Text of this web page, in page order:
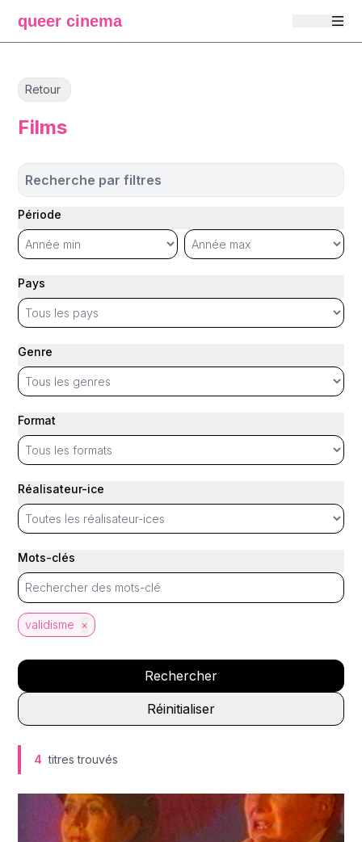
queer cinema
Retour
Films
Recherche par filtres
Période
Pays
Genre
Format
Réalisateur-ice
Mots-clés
validisme ×
Rechercher
Réinitialiser
4 titres trouvés